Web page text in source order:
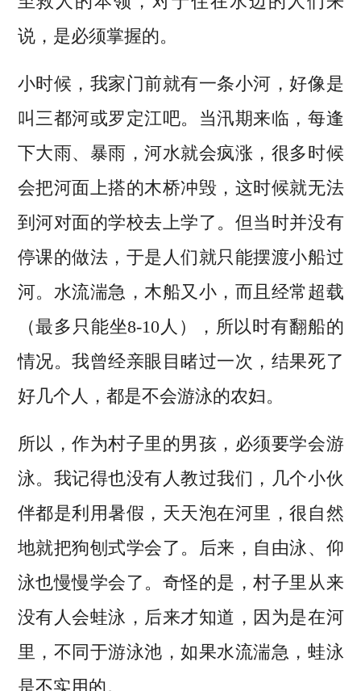
说，是必须掌握的。
小时候，我家门前就有一条小河，好像是
叫三都河或罗定江吧。当汛期来临，每逢
下大雨、暴雨，河水就会疯涨，很多时候
会把河面上搭的木桥冲毁，这时候就无法
到河对面的学校去上学了。但当时并没有
停课的做法，于是人们就只能摆渡小船过
河。水流湍急，木船又小，而且经常超载
（最多只能坐8-10人），所以时有翻船的
情况。我曾经亲眼目睹过一次，结果死了
好几个人，都是不会游泳的农妇。
所以，作为村子里的男孩，必须要学会游
泳。我记得也没有人教过我们，几个小伙
伴都是利用暑假，天天泡在河里，很自然
地就把狗刨式学会了。后来，自由泳、仰
泳也慢慢学会了。奇怪的是，村子里从来
没有人会蛙泳，后来才知道，因为是在河
里，不同于游泳池，如果水流湍急，蛙泳
是不实用的。